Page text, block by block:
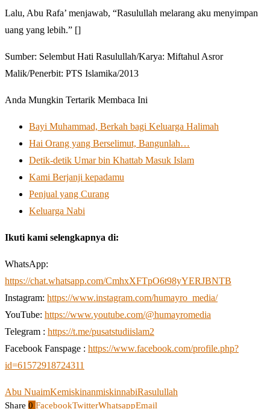
Lalu, Abu Rafa’ menjawab, “Rasulullah melarang aku menyimpan
uang yang lebih.” []
Sumber: Selembut Hati Rasulullah/Karya: Miftahul Asror
Malik/Penerbit: PTS Islamika/2013
Anda Mungkin Tertarik Membaca Ini
Bayi Muhammad, Berkah bagi Keluarga Halimah
Hai Orang yang Berselimut, Bangunlah…
Detik-detik Umar bin Khattab Masuk Islam
Kami Berjanji kepadamu
Penjual yang Curang
Keluarga Nabi
Ikuti kami selengkapnya di:
WhatsApp:
https://chat.whatsapp.com/CmhxXFTpO6t98yYERJBNTB
Instagram: https://www.instagram.com/humayro_media/
YouTube: https://www.youtube.com/@humayromedia
Telegram : https://t.me/pusatstudiislam2
Facebook Fanspage : https://www.facebook.com/profile.php?
id=61572918724311
Abu NuaimKemiskinanmiskinnabiRasulullah
Share 0 FacebookTwitterWhatsappEmail